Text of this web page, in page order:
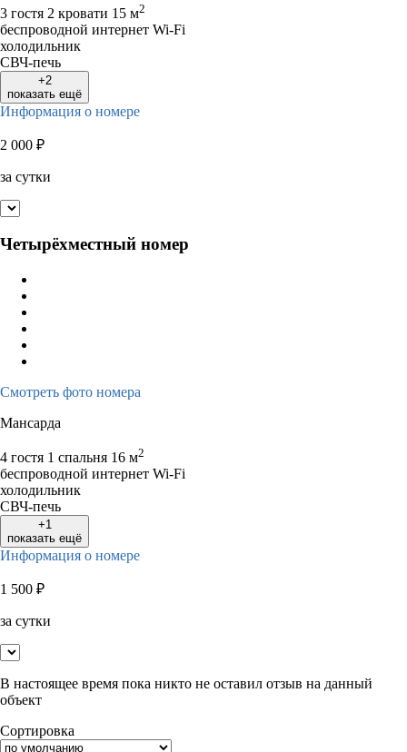
3 гостя 2 кровати 15 м2
беспроводной интернет Wi-Fi
холодильник
СВЧ-печь
+2
показать ещё
Информация о номере
2 000 ₽
за сутки
Четырёхместный номер
Смотреть фото номера
Мансарда
4 гостя 1 спальня 16 м2
беспроводной интернет Wi-Fi
холодильник
СВЧ-печь
+1
показать ещё
Информация о номере
1 500 ₽
за сутки
В настоящее время пока никто не оставил отзыв на данный
объект
Сортировка